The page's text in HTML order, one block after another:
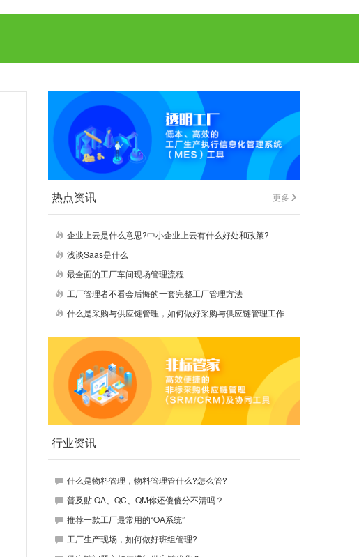
热点资讯 更多
企业上云是什么意思?中小企业上云有什么好处和政策?
浅谈Saas是什么
最全面的工厂车间现场管理流程
工厂管理者不看会后悔的一套完整工厂管理方法
什么是采购与供应链管理，如何做好采购与供应链管理工作
行业资讯
什么是物料管理，物料管理管什么?怎么管?
普及贴|QA、QC、QM你还傻傻分不清吗？
推荐一款工厂最常用的“OA系统”
工厂生产现场，如何做好班组管理?